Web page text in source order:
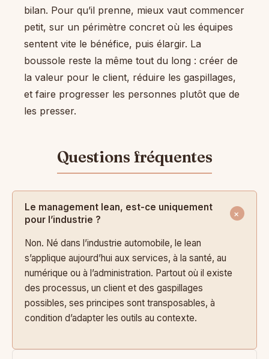
bilan. Pour qu’il prenne, mieux vaut commencer
petit, sur un périmètre concret où les équipes
sentent vite le bénéfice, puis élargir. La
boussole reste la même tout du long : créer de
la valeur pour le client, réduire les gaspillages,
et faire progresser les personnes plutôt que de
les presser.
Le management lean, est-ce uniquement
pour l’industrie ?
Non. Né dans l’industrie automobile, le lean
s’applique aujourd’hui aux services, à la santé, au
numérique ou à l’administration. Partout où il existe
des processus, un client et des gaspillages
possibles, ses principes sont transposables, à
condition d’adapter les outils au contexte.